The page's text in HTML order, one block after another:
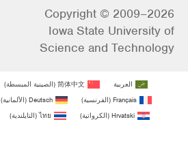
Copyright © 2009–2026
Iowa State University of
Science and Technology
العربية 简体中文
(الصينية المبسطة)
Français
(الفرنسية)
Deutsch
(الألمانية)
Hrvatski
(الكرواتية)
ไทย
(التايلندية)